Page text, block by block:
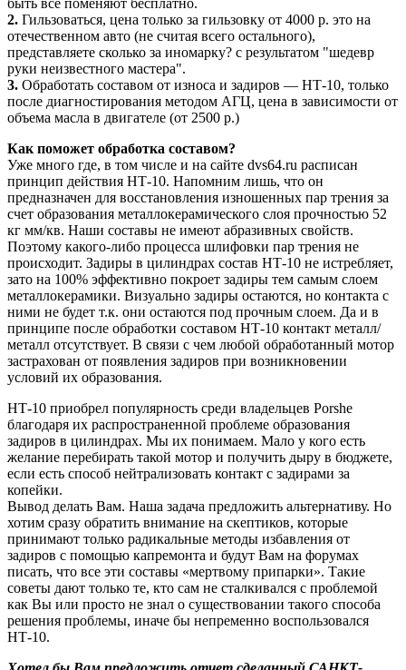
2. Гильзоваться, цена только за гильзовку от 4000 р. это на
отечественном авто (не считая всего остального),
представляете сколько за иномарку? с результатом "шедевр
руки неизвестного мастера".
3. Обработать составом от износа и задиров — НТ-10, только
после диагностирования методом АГЦ, цена в зависимости от
объема масла в двигателе (от 2500 р.)
Как поможет обработка составом?
Уже много где, в том числе и на сайте dvs64.ru расписан
принцип действия НТ-10. Напомним лишь, что он
предназначен для восстановления изношенных пар трения за
счет образования металлокерамического слоя прочностью 52
кг мм/кв. Наши составы не имеют абразивных свойств.
Поэтому какого-либо процесса шлифовки пар трения не
происходит. Задиры в цилиндрах состав НТ-10 не истребляет,
зато на 100% эффективно покроет задиры тем самым слоем
металлокерамики. Визуально задиры остаются, но контакта с
ними не будет т.к. они остаются под прочным слоем. Да и в
принципе после обработки составом НТ-10 контакт металл/
металл отсутствует. В связи с чем любой обработанный мотор
застрахован от появления задиров при возникновении
условий их образования.
НТ-10 приобрел популярность среди владельцев Porshe
благодаря их распространенной проблеме образования
задиров в цилиндрах. Мы их понимаем. Мало у кого есть
желание перебирать такой мотор и получить дыру в бюджете,
если есть способ нейтрализовать контакт с задирами за
копейки.
Вывод делать Вам. Наша задача предложить альтернативу. Но
хотим сразу обратить внимание на скептиков, которые
принимают только радикальные методы избавления от
задиров с помощью капремонта и будут Вам на форумах
писать, что все эти составы «мертвому припарки». Такие
советы дают только те, кто сам не сталкивался с проблемой
как Вы или просто не знал о существовании такого способа
решения проблемы, иначе бы непременно воспользовался
НТ-10.